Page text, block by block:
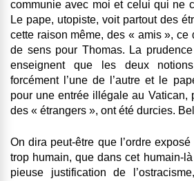
communie avec moi et celui qui ne
Le pape, utopiste, voit partout des
cette raison même, des « amis », ce
de sens pour Thomas. La
enseignent que les deux
forcément l’une de l’autre et le
pour une entrée illégale au Vatican,
des « étrangers », ont été durcies.
On dira peut-être que l’ordre
trop humain, que dans cet humain-
pieuse justification de